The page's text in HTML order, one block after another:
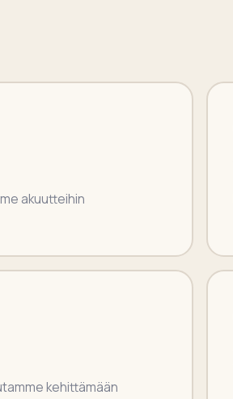
akuutteihin
kehittämään